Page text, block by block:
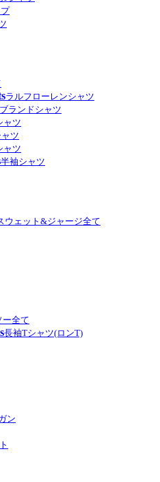
ラルフローレンシャツ
ランドシャツ
ャツ
ツ
ャツ
半袖シャツ
ウェット&ジャージ全て
ー全て
長袖Tシャツ(ロンT)
ン